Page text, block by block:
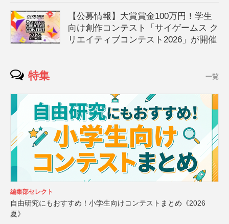
【公募情報】大賞賞金100万円！学生
向け創作コンテスト「サイゲームス ク
リエイティブコンテスト2026」が開催
特集 一覧
編集部セレクト
自由研究にもおすすめ！小学生向けコンテストまとめ《2026
夏》